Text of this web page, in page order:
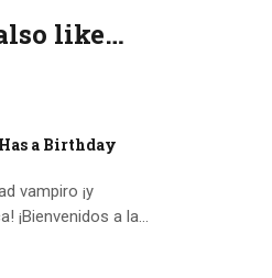
like…
a Birthday
vampiro ¡y
¡Bienvenidos a la...